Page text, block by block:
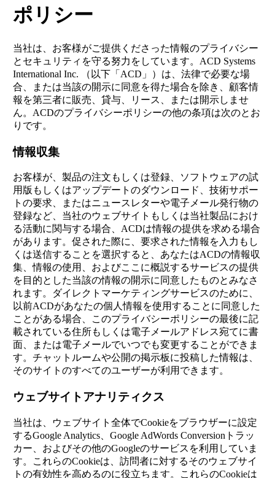
ポリシー
当社は、お客様がご提供くださった情報のプライバシー
とセキュリティを守る努力をしています。ACD Systems
International Inc. （以下「ACD」）は、法律で必要な場
合、または当該の開示に同意を得た場合を除き、顧客情
報を第三者に販売、貸与、リース、または開示しませ
ん。ACDのプライバシーポリシーの他の条項は次のとお
りです。
情報収集
お客様が、製品の注文もしくは登録、ソフトウェアの試
用版もしくはアップデートのダウンロード、技術サポー
トの要求、またはニュースレターや電子メール発行物の
登録など、当社のウェブサイトもしくは当社製品におけ
る活動に関与する場合、ACDは情報の提供を求める場合
があります。促された際に、要求された情報を入力もし
くは送信することを選択すると、あなたはACDの情報収
集、情報の使用、およびここに概説するサービスの提供
を目的とした当該の情報の開示に同意したものとみなさ
れます。ダイレクトマーケティングサービスのために、
以前ACDがあなたの個人情報を使用することに同意した
ことがある場合、このプライバシーポリシーの最後に記
載されている住所もしくは電子メールアドレス宛てに書
面、または電子メールでいつでも変更することができま
す。チャットルームや公開の掲示板に投稿した情報は、
そのサイトのすべてのユーザーが利用できます。
ウェブサイトアナリティクス
当社は、ウェブサイト全体でCookieをブラウザーに設定
するGoogle Analytics、Google AdWords Conversionトラッ
カー、およびその他のGoogleのサービスを利用していま
す。これらのCookieは、訪問者に対するそのウェブサイ
トの有効性を高めるのに役立ちます。これらのCookieは